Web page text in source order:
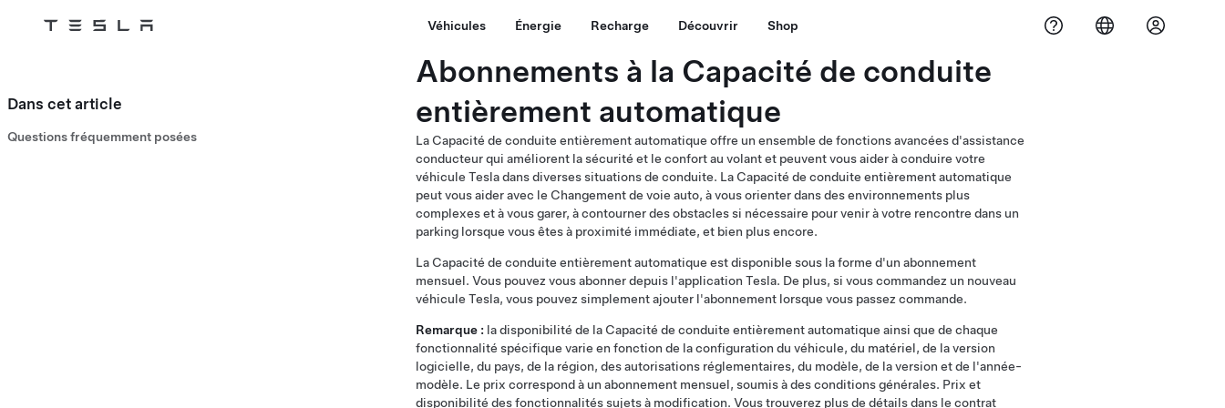
Tesla Véhicules Énergie Recharge Découvrir Shop
Abonnements à la Capacité de conduite
entièrement automatique
La Capacité de conduite entièrement automatique offre un ensemble de fonctions avancées d'assistance
conducteur qui améliorent la sécurité et le confort au volant et peuvent vous aider à conduire votre
véhicule Tesla dans diverses situations de conduite. La Capacité de conduite entièrement automatique
peut vous aider avec le Changement de voie auto, à vous orienter dans des environnements plus
complexes et à vous garer, à contourner des obstacles si nécessaire pour venir à votre rencontre dans un
parking lorsque vous êtes à proximité immédiate, et bien plus encore.
La Capacité de conduite entièrement automatique est disponible sous la forme d'un abonnement
mensuel. Vous pouvez vous abonner depuis l'application Tesla. De plus, si vous commandez un nouveau
véhicule Tesla, vous pouvez simplement ajouter l'abonnement lorsque vous passez commande.
Remarque : la disponibilité de la Capacité de conduite entièrement automatique ainsi que de chaque
fonctionnalité spécifique varie en fonction de la configuration du véhicule, du matériel, de la version
logicielle, du pays, de la région, des autorisations réglementaires, du modèle, de la version et de l'année-
modèle. Le prix correspond à un abonnement mensuel, soumis à des conditions générales. Prix et
disponibilité des fonctionnalités sujets à modification. Vous trouverez plus de détails dans le contrat
Dans cet article
Questions fréquemment posées